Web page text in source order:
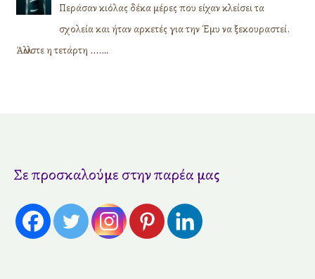
Περάσαν κιόλας δέκα μέρες που είχαν κλείσει τα
σχολεία και ήταν αρκετές για την Έμυ να ξεκουραστεί.
Άλλωστε η τετάρτη ....…
Σε προσκαλούμε στην παρέα μας